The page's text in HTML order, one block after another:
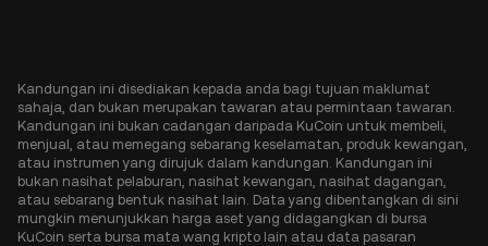
Kandungan ini disediakan kepada anda bagi tujuan maklumat
sahaja, dan bukan merupakan tawaran atau permintaan tawaran.
Kandungan ini bukan cadangan daripada KuCoin untuk membeli,
menjual, atau memegang sebarang keselamatan, produk kewangan,
atau instrumen yang dirujuk dalam kandungan. Kandungan ini
bukan nasihat pelaburan, nasihat kewangan, nasihat dagangan,
atau sebarang bentuk nasihat lain. Data yang dibentangkan di sini
mungkin menunjukkan harga aset yang didagangkan di bursa
KuCoin serta bursa mata wang kripto lain atau data pasaran